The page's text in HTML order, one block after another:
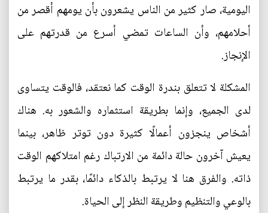
اليومية، صار كثير من الناس يشعرون بأن يومهم أقصر من
أحلامهم، وأن الساعات تمضي أسرع من قدرتهم على
الإنجاز.
المشكلة لا تتعلق بندرة الوقت كما نعتقد، فالوقت يتساوى
لدى الجميع، وإنما بطريقة استثماره والشعور به. هناك
أشخاص ينجزون أعمالًا كثيرة دون توتر ظاهر، بينما
يعيش آخرون حالة دائمة من الارتباك رغم امتلاكهم الوقت
ذاته. والفرق هنا لا يرتبط بالذكاء دائمًا، بقدر ما يرتبط
بالوعي والتنظيم وطريقة النظر إلى الحياة.